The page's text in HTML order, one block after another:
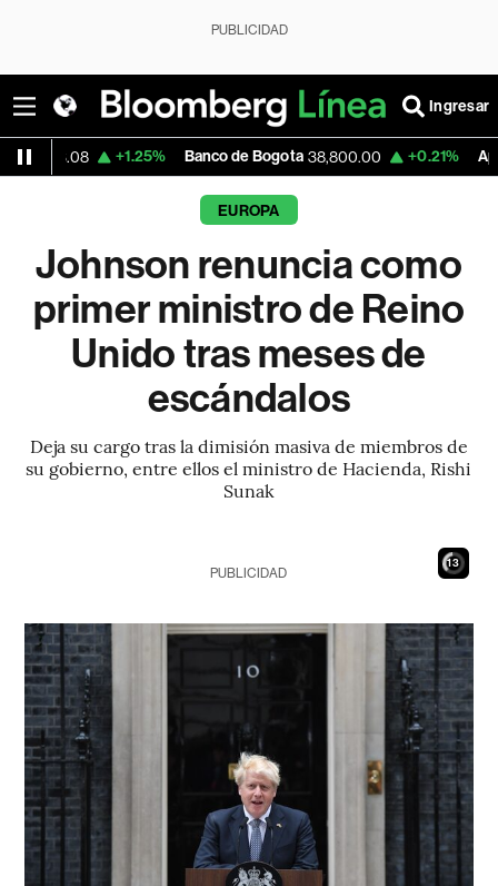
PUBLICIDAD
Ingresar
+1.25% Banco de Bogota 38,800.00 +0.21% Apple 307.14
EUROPA
Johnson renuncia como
primer ministro de Reino
Unido tras meses de
escándalos
Deja su cargo tras la dimisión masiva de miembros de
su gobierno, entre ellos el ministro de Hacienda, Rishi
Sunak
12
PUBLICIDAD